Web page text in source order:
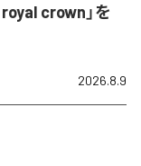
crown」を
2026.8.9